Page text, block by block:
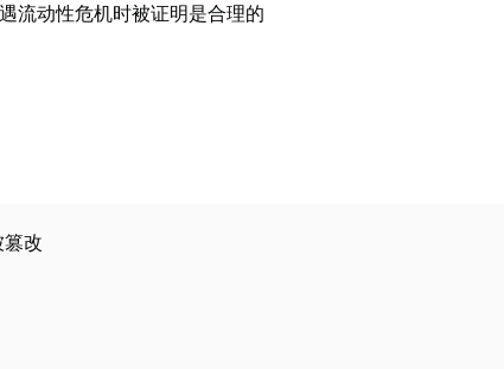
流动性危机时被证明是合理的
篡改